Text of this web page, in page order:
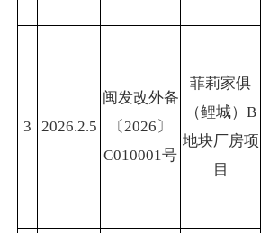
3 2026.2.5
闽发改外备
〔2026〕
C010001号
菲莉家俱
（鲤城）B
地块厂房项
目